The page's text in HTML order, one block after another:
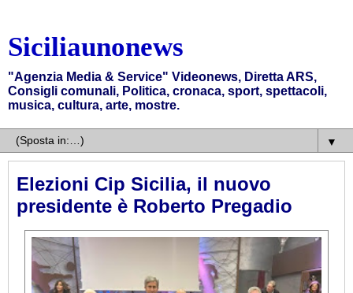
Siciliaunonews
"Agenzia Media & Service" Videonews, Diretta ARS,
Consigli comunali, Politica, cronaca, sport, spettacoli,
musica, cultura, arte, mostre.
▼
Elezioni Cip Sicilia, il nuovo
presidente è Roberto Pregadio